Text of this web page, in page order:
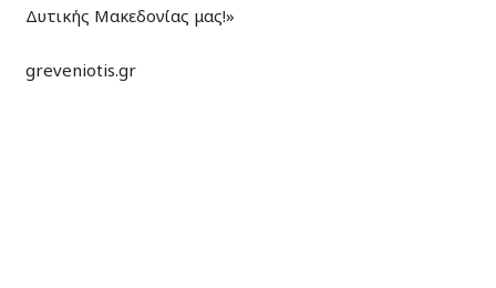
Δυτικής Μακεδονίας μας!»
greveniotis.gr